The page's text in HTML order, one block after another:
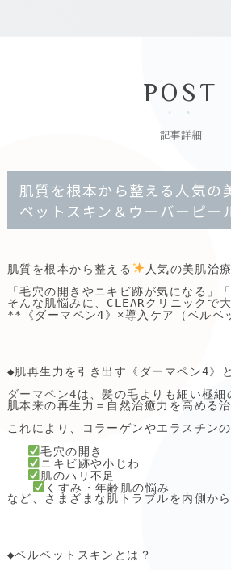
POST
記事詳細
肌質を根本から整える人気の
ベットスキン＆ウーバーピー
肌質を根本から整える 人気の美肌治
「毛穴の開きやニキビ跡が気になる」
そんな肌悩みに、CLEARクリニックで
**《ダーマペン4》×導入ケア（ベルベ
◆肌再生力を引き出す《ダーマペン4》
ダーマペン4は、髪の毛よりも細い極
肌本来の再生力＝自然治癒力を高める治
これにより、コラーゲンやエラスチン
毛穴の開き
ニキビ跡や小じわ
肌のハリ不足
くすみ・年齢肌の悩み
など、さまざまな肌トラブルを内側か
◆ベルベットスキンとは？